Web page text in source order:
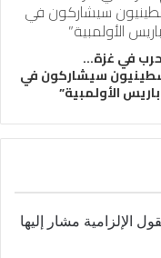
في غزة…
سيشاركون في
الأولمبية”
الإلزامية مشار إليها